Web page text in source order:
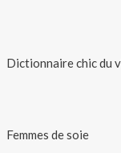
Dictionnaire chic du
Femmes de soie